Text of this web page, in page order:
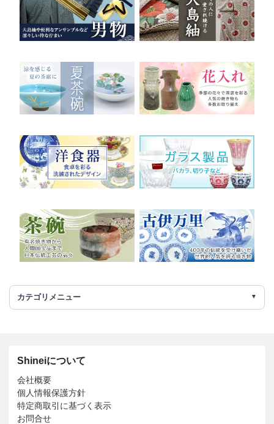
カテゴリメニュー
Shineiについて
会社概要
個人情報保護方針
特定商取引に基づく表示
お問合せ